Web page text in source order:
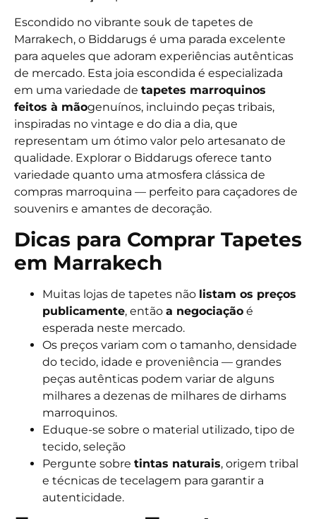
Escondido no vibrante souk de tapetes de
Marrakech, o Biddarugs é uma parada excelente
para aqueles que adoram experiências autênticas
de mercado. Esta joia escondida é especializada
em uma variedade de tapetes marroquinos
feitos à mãogenuínos, incluindo peças tribais,
inspiradas no vintage e do dia a dia, que
representam um ótimo valor pelo artesanato de
qualidade. Explorar o Biddarugs oferece tanto
variedade quanto uma atmosfera clássica de
compras marroquina — perfeito para caçadores de
souvenirs e amantes de decoração.
Dicas para Comprar Tapetes
em Marrakech
Muitas lojas de tapetes não listam os preços
publicamente, então a negociação é
esperada neste mercado.
Os preços variam com o tamanho, densidade
do tecido, idade e proveniência — grandes
peças autênticas podem variar de alguns
milhares a dezenas de milhares de dirhams
marroquinos.
Eduque-se sobre o material utilizado, tipo de
tecido, seleção
Pergunte sobre tintas naturais, origem tribal
e técnicas de tecelagem para garantir a
autenticidade.